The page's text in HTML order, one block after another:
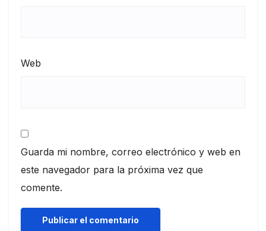
Web
Guarda mi nombre, correo electrónico y web en
este navegador para la próxima vez que
comente.